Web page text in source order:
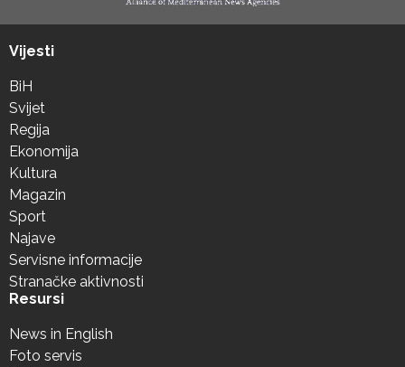
Vijesti
BiH
Svijet
Regija
Ekonomija
Kultura
Magazin
Sport
Najave
Servisne informacije
Stranačke aktivnosti
Resursi
News in English
Foto servis